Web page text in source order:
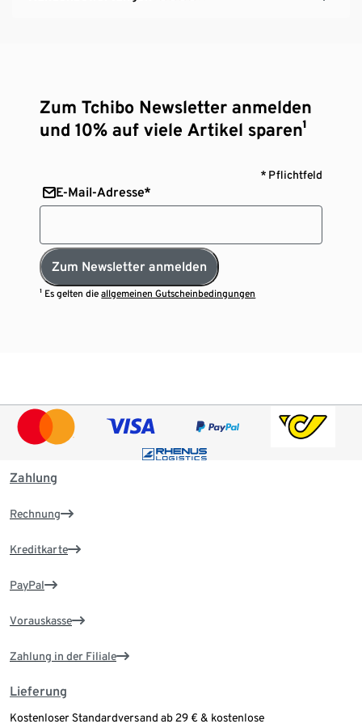
Zum Tchibo Newsletter anmelden
und 10% auf viele Artikel sparen¹
* Pflichtfeld
E-Mail-Adresse*
Zum Newsletter anmelden
¹ Es gelten dieallgemeinen Gutscheinbedingungen
Zahlung
Rechnung
Kreditkarte
PayPal
Vorauskasse
Zahlung in der Filiale
Lieferung
Kostenloser Standardversand ab 29 € & kostenlose